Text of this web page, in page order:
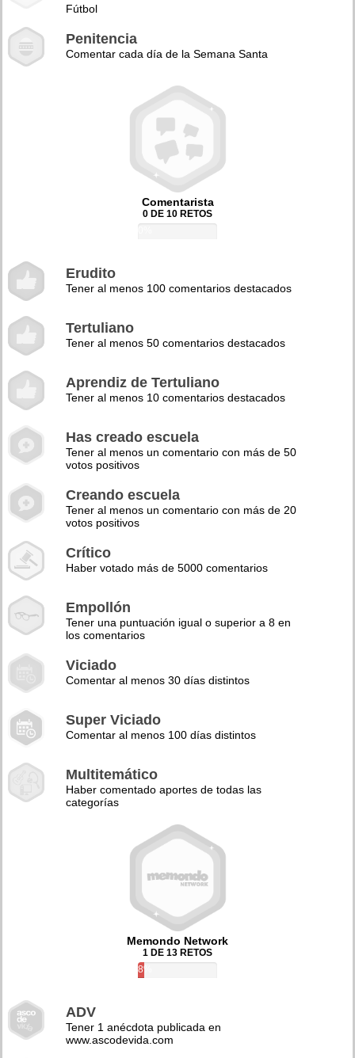
Fútbol
Penitencia
Comentar cada día de la Semana Santa
Comentarista
0 DE 10 RETOS
Erudito
Tener al menos 100 comentarios destacados
Tertuliano
Tener al menos 50 comentarios destacados
Aprendiz de Tertuliano
Tener al menos 10 comentarios destacados
Has creado escuela
Tener al menos un comentario con más de 50
votos positivos
Creando escuela
Tener al menos un comentario con más de 20
votos positivos
Crítico
Haber votado más de 5000 comentarios
Empollón
Tener una puntuación igual o superior a 8 en
los comentarios
Viciado
Comentar al menos 30 días distintos
Super Viciado
Comentar al menos 100 días distintos
Multitemático
Haber comentado aportes de todas las
categorías
Memondo Network
1 DE 13 RETOS
8%
ADV
Tener 1 anécdota publicada en
www.ascodevida.com